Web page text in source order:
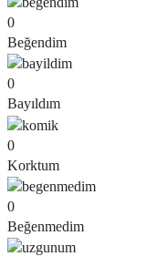
0
Beğendim
0
Bayıldım
0
Korktum
0
Beğenmedim